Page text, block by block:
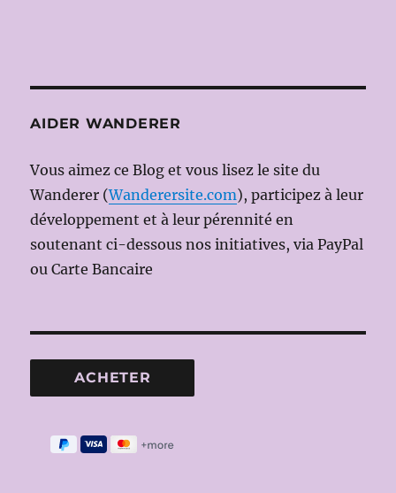
AIDER WANDERER
Vous aimez ce Blog et vous lisez le site du
Wanderer (Wanderersite.com), participez à leur
développement et à leur pérennité en
soutenant ci-dessous nos initiatives, via PayPal
ou Carte Bancaire